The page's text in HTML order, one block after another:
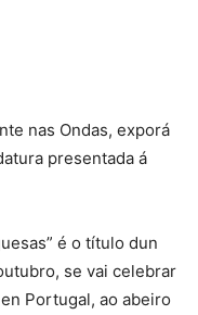
nas Ondas, exporá
presentada á
é o título dun
se vai celebrar
Portugal, ao abeiro